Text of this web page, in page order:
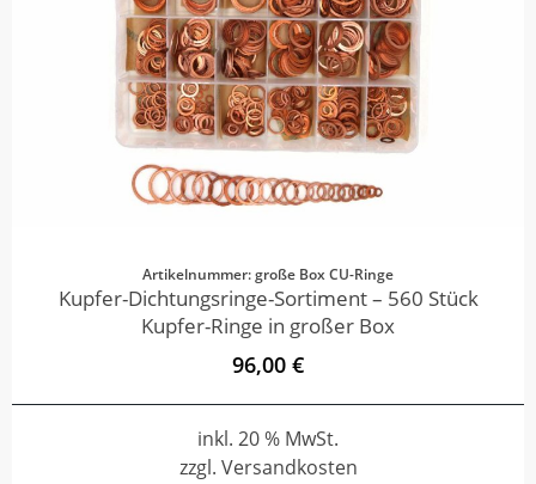
Artikelnummer: große Box CU-Ringe
Kupfer-Dichtungsringe-Sortiment – 560 Stück
Kupfer-Ringe in großer Box
96,00 €
inkl. 20 % MwSt.
zzgl. Versandkosten